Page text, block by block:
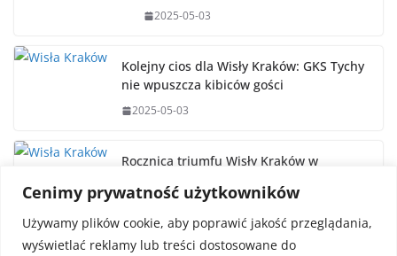
Cenimy prywatność użytkowników
Używamy plików cookie, aby poprawić jakość przeglądania,
wyświetlać reklamy lub treści dostosowane do
2025-05-03
Kolejny cios dla Wisły Kraków: GKS Tychy
nie wpuszcza kibiców gości
2025-05-03
Rocznica triumfu Wisły Kraków w